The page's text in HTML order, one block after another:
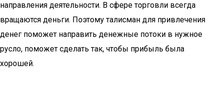
направления деятельности. В сфере торговли всегда
вращаются деньги. Поэтому талисман для привлечения
денег поможет направить денежные потоки в нужное
русло, поможет сделать так, чтобы прибыль была
хорошей.